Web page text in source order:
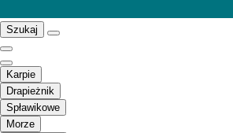
Szukaj
Karpie
Drapieżnik
Spławikowe
Morze